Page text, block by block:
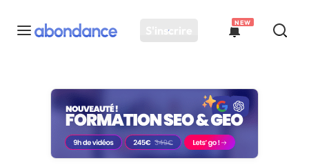
S'inscrire
NEW
Toutes les actus
Actus SEO
Plateforme